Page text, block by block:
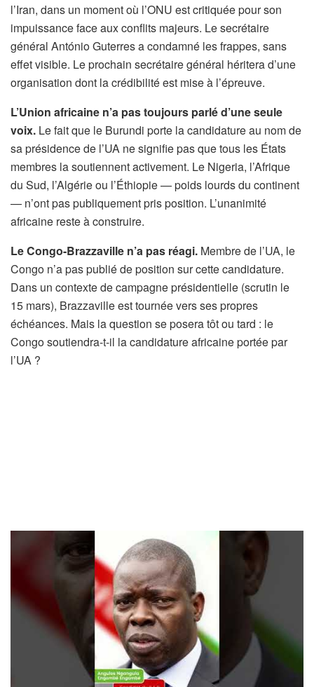
l’Iran, dans un moment où l’ONU est critiquée pour son
impuissance face aux conflits majeurs. Le secrétaire
général António Guterres a condamné les frappes, sans
effet visible. Le prochain secrétaire général héritera d’une
organisation dont la crédibilité est mise à l’épreuve.
L’Union africaine n’a pas toujours parlé d’une seule
voix. Le fait que le Burundi porte la candidature au nom de
sa présidence de l’UA ne signifie pas que tous les États
membres la soutiennent activement. Le Nigeria, l’Afrique
du Sud, l’Algérie ou l’Éthiopie — poids lourds du continent
— n’ont pas publiquement pris position. L’unanimité
africaine reste à construire.
Le Congo-Brazzaville n’a pas réagi. Membre de l’UA, le
Congo n’a pas publié de position sur cette candidature.
Dans un contexte de campagne présidentielle (scrutin le
15 mars), Brazzaville est tournée vers ses propres
échéances. Mais la question se posera tôt ou tard : le
Congo soutiendra-t-il la candidature africaine portée par
l’UA ?